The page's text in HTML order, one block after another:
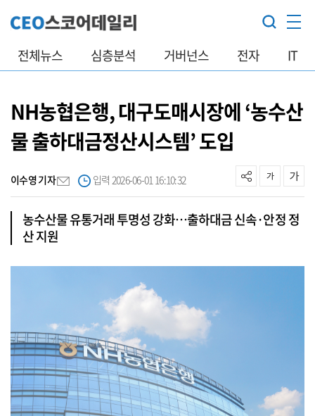
전체뉴스 심층분석 거버넌스 전자 IT
NH농협은행, 대구도매시장에 ‘농수산
물 출하대금정산시스템’ 도입
이수영 기자 입력 2026-06-01 16:10:32
농수산물 유통거래 투명성 강화…출하대금 신속·안정 정
산 지원